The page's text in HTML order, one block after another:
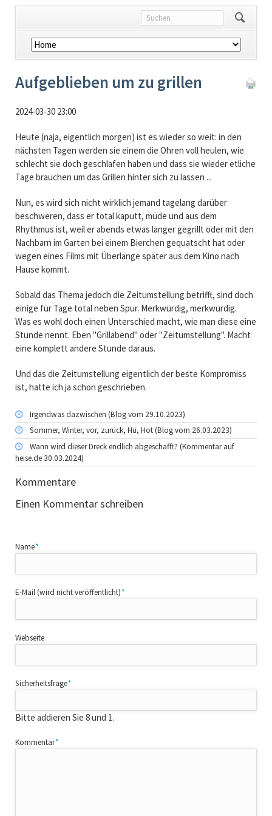
Navigation
überspringen
Aufgeblieben um zu grillen
2024-03-30 23:00
Heute (naja, eigentlich morgen) ist es wieder so weit: in den
nächsten Tagen werden sie einem die Ohren voll heulen, wie
schlecht sie doch geschlafen haben und dass sie wieder etliche
Tage brauchen um das Grillen hinter sich zu lassen ...
Nun, es wird sich nicht wirklich jemand tagelang darüber
beschweren, dass er total kaputt, müde und aus dem
Rhythmus ist, weil er abends etwas länger gegrillt oder mit den
Nachbarn im Garten bei einem Bierchen gequatscht hat oder
wegen eines Films mit Überlänge später aus dem Kino nach
Hause kommt.
Sobald das Thema jedoch die Zeitumstellung betrifft, sind doch
einige für Tage total neben Spur. Merkwürdig, merkwürdig.
Was es wohl doch einen Unterschied macht, wie man diese eine
Stunde nennt. Eben "Grillabend" oder "Zeitumstellung". Macht
eine komplett andere Stunde daraus.
Und das die Zeitumstellung eigentlich der beste Kompromiss
ist, hatte ich ja schon geschrieben.
Irgendwas dazwischen (Blog vom 29.10.2023)
Sommer, Winter, vor, zurück, Hü, Hot (Blog vom 26.03.2023)
Wann wird dieser Dreck endlich abgeschafft? (Kommentar auf
heise.de 30.03.2024)
Kommentare
Einen Kommentar schreiben
Pflichtfeld
Name*
Pflichtfeld
E-Mail (wird nicht veröffentlicht)*
Webseite
Pflichtfeld
Sicherheitsfrage*
Bitte addieren Sie 8 und 1.
Pflichtfeld
Kommentar*